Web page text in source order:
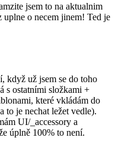
jsem to na aktualnim
uplne o necem jinem! Ted je
když už jsem se do toho
s ostatními složkami +
které vkládám do
to je nechat ležet vedle).
UI/_accessory a
úplně 100% to není.